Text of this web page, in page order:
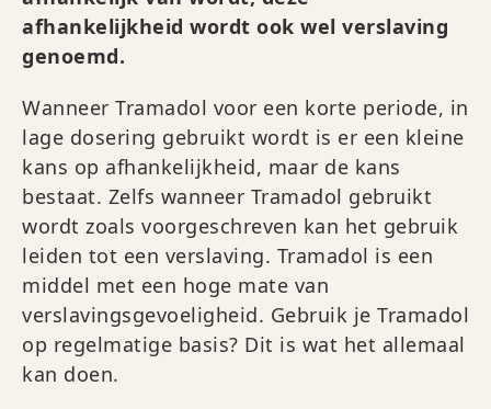
afhankelijkheid wordt ook wel verslaving
genoemd.
Wanneer Tramadol voor een korte periode, in
lage dosering gebruikt wordt is er een kleine
kans op afhankelijkheid, maar de kans
bestaat. Zelfs wanneer Tramadol gebruikt
wordt zoals voorgeschreven kan het gebruik
leiden tot een verslaving. Tramadol is een
middel met een hoge mate van
verslavingsgevoeligheid. Gebruik je Tramadol
op regelmatige basis? Dit is wat het allemaal
kan doen.